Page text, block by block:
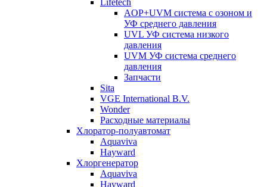
AOP+UVM система с озоном и
УФ среднего давления
UVL УФ система низкого
давления
UVM УФ система среднего
давления
Запчасти
Sita
VGE International B.V.
Wonder
Расходные материалы
Хлоратор-полуавтомат
Aquaviva
Hayward
Хлоргенератор
Aquaviva
Hayward